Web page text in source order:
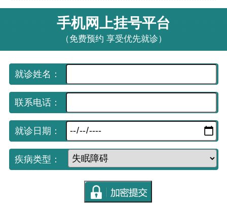
手机网上挂号平台
（免费预约 享受优先就诊）
就诊姓名：
联系电话：
就诊日期：
疾病类型：